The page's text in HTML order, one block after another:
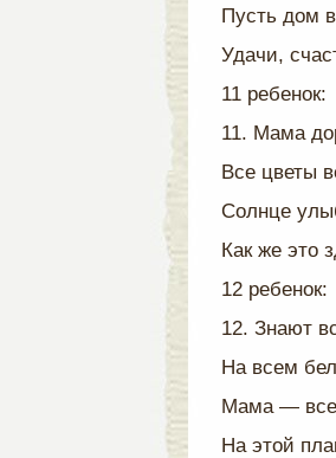
Пусть дом
Удачи,
11 ребенок:
11. Мама
Все цветы
Солнце
Как же это
12 ребенок:
12. Знают
На всем
Мама —
На этой